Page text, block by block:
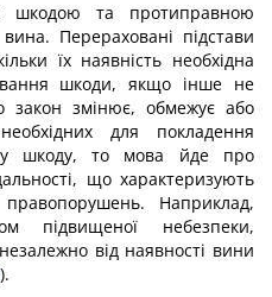
шкодою та протиправною
Перераховані підстави
їх наявність необхідна
шкоди, якщо інше не
закон змінює, обмежує або
для покладення
шкоду, то мова йде про
що характеризують
Наприклад,
підвищеної небезпеки,
від наявності вини
).